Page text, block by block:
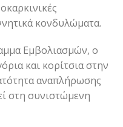
κονδυλώματα.
Εμβολιασμών, ο
και κορίτσια στην
αναπλήρωσης
στη συνιστώμενη